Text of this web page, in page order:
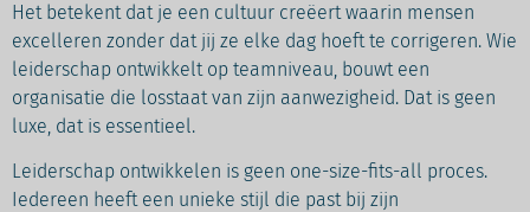
Het betekent dat je een cultuur creëert waarin mensen
excelleren zonder dat jij ze elke dag hoeft te corrigeren. Wie
leiderschap ontwikkelt op teamniveau, bouwt een
organisatie die losstaat van zijn aanwezigheid. Dat is geen
luxe, dat is essentieel.
Leiderschap ontwikkelen is geen one-size-fits-all proces.
Iedereen heeft een unieke stijl die past bij zijn